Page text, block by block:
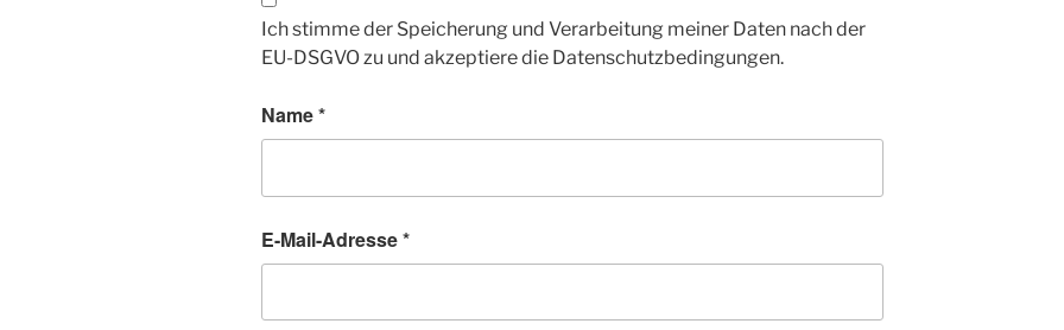
Ich stimme der Speicherung und Verarbeitung meiner Daten nach der
EU-DSGVO zu und akzeptiere die Datenschutzbedingungen.
Name*
E-Mail-Adresse*